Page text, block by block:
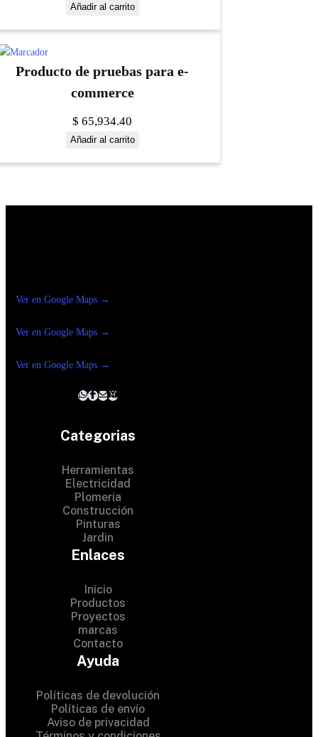
Añadir al carrito
Producto de pruebas para e-
commerce
$ 65,934.40
Añadir al carrito
Ver en Google Maps →
Ver en Google Maps →
Ver en Google Maps →
Categorias
Herramientas
Electricidad
Plomeria
Construcción
Pinturas
Jardin
Enlaces
Inicio
Productos
Proyectos
marcas
Contacto
Ayuda
Políticas de devolución
Políticas de envío
Aviso de privacidad